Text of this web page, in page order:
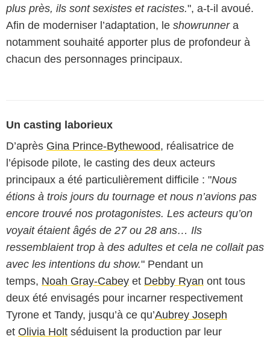
plus près, ils sont sexistes et racistes.", a-t-il avoué.
Afin de moderniser l’adaptation, le showrunnera
notamment souhaité apporter plus de profondeur à
chacun des personnages principaux.
Un casting laborieux
D’après Gina Prince-Bythewood, réalisatrice de
l’épisode pilote, le casting des deux acteurs
principaux a été particulièrement difficile : "Nous
étions à trois jours du tournage et nous n’avions pas
encore trouvé nos protagonistes. Les acteurs qu’on
voyait étaient âgés de 27 ou 28 ans… Ils
ressemblaient trop à des adultes et cela ne collait pas
avec les intentions du show." Pendant un
temps, Noah Gray-Cabey et Debby Ryan ont tous
deux été envisagés pour incarner respectivement
Tyrone et Tandy, jusqu’à ce qu’Aubrey Joseph
et Olivia Holt séduisent la production par leur